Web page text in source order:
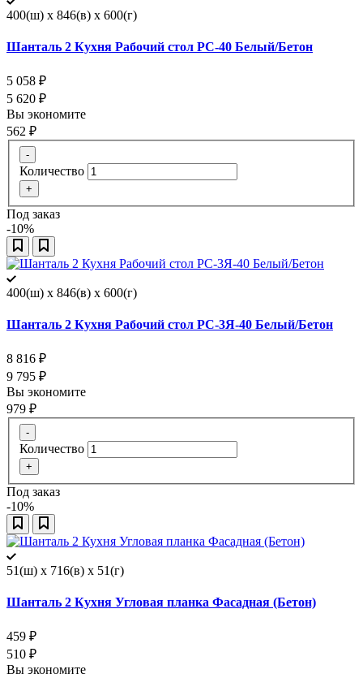
400(ш) x 846(в) x 600(г)
Шанталь 2 Кухня Рабочий стол РС-40 Белый/Бетон
5 058 ₽
5 620 ₽
Вы экономите
562 ₽
-
Количество
+
Под заказ
-10%
400(ш) x 846(в) x 600(г)
Шанталь 2 Кухня Рабочий стол РС-3Я-40 Белый/Бетон
8 816 ₽
9 795 ₽
Вы экономите
979 ₽
-
Количество
+
Под заказ
-10%
51(ш) x 716(в) x 51(г)
Шанталь 2 Кухня Угловая планка Фасадная (Бетон)
459 ₽
510 ₽
Вы экономите